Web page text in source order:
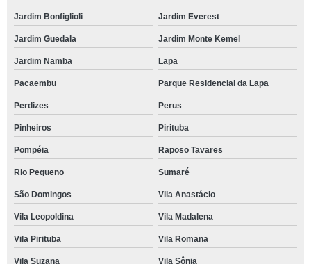
Jardim Bonfiglioli Jardim Everest
Jardim Guedala Jardim Monte Kemel
Jardim Namba Lapa
Pacaembu Parque Residencial da Lapa
Perdizes Perus
Pinheiros Pirituba
Pompéia Raposo Tavares
Rio Pequeno Sumaré
São Domingos Vila Anastácio
Vila Leopoldina Vila Madalena
Vila Pirituba Vila Romana
Vila Suzana Vila Sônia